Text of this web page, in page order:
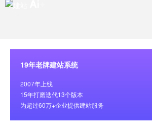
19年老牌建站系统
2007年上线
15年打磨迭代13个版本
为超过60万+企业提供建站服务